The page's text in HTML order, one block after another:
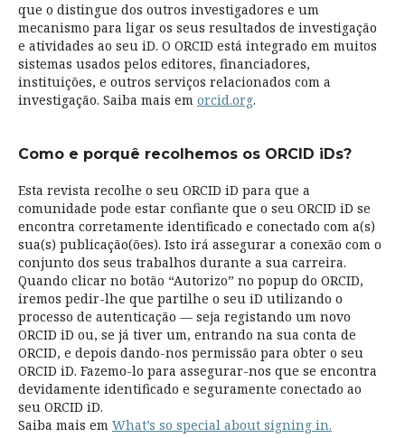
que o distingue dos outros investigadores e um
mecanismo para ligar os seus resultados de investigação
e atividades ao seu iD. O ORCID está integrado em muitos
sistemas usados pelos editores, financiadores,
instituições, e outros serviços relacionados com a
investigação. Saiba mais em orcid.org.
Como e porquê recolhemos os ORCID iDs?
Esta revista recolhe o seu ORCID iD para que a
comunidade pode estar confiante que o seu ORCID iD se
encontra corretamente identificado e conectado com a(s)
sua(s) publicação(ões). Isto irá assegurar a conexão com o
conjunto dos seus trabalhos durante a sua carreira.
Quando clicar no botão “Autorizo” no popup do ORCID,
iremos pedir-lhe que partilhe o seu iD utilizando o
processo de autenticação — seja registando um novo
ORCID iD ou, se já tiver um, entrando na sua conta de
ORCID, e depois dando-nos permissão para obter o seu
ORCID iD. Fazemo-lo para assegurar-nos que se encontra
devidamente identificado e seguramente conectado ao
seu ORCID iD.
Saiba mais em What’s so special about signing in.